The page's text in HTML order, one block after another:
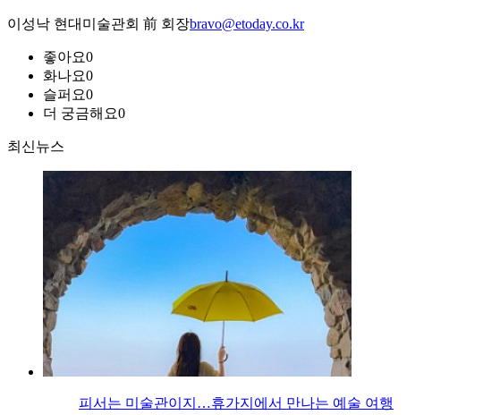
이성낙 현대미술관회 前 회장bravo@etoday.co.kr
좋아요0
화나요0
슬퍼요0
더 궁금해요0
최신뉴스
피서는 미술관이지…휴가지에서 만나는 예술 여행